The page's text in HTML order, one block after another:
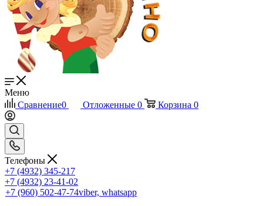
Меню
Сравнение0 Отложенные 0 Корзина 0
Телефоны
+7 (4932) 345-217
+7 (4932) 23-41-02
+7 (960) 502-47-74viber, whatsapp